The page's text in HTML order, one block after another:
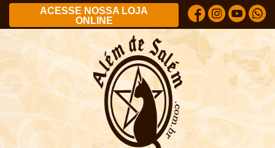
ACESSE NOSSA LOJA
ONLINE